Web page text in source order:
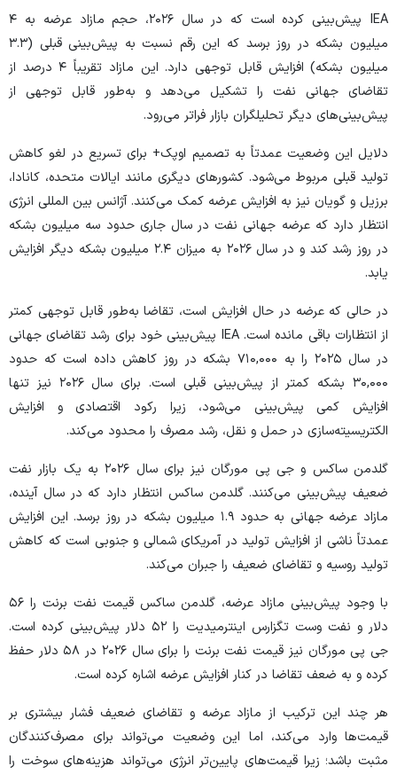
IEA پیش‌بینی کرده است که در سال ۲۰۲۶، حجم مازاد عرضه به ۴
میلیون بشکه در روز برسد که این رقم نسبت به پیش‌بینی قبلی (۳.۳
میلیون بشکه) افزایش قابل توجهی دارد. این مازاد تقریباً ۴ درصد از
تقاضای جهانی نفت را تشکیل می‌دهد و به‌طور قابل توجهی از
پیش‌بینی‌های دیگر تحلیلگران بازار فراتر می‌رود.
دلایل این وضعیت عمدتاً به تصمیم اوپک+ برای تسریع در لغو کاهش
تولید قبلی مربوط می‌شود. کشور‌های دیگری مانند ایالات متحده، کانادا،
برزیل و گویان نیز به افزایش عرضه کمک می‌کنند. آژانس بین المللی انرژی
انتظار دارد که عرضه جهانی نفت در سال جاری حدود سه میلیون بشکه
در روز رشد کند و در سال ۲۰۲۶ به میزان ۲.۴ میلیون بشکه دیگر افزایش
یابد.
در حالی که عرضه در حال افزایش است، تقاضا به‌طور قابل توجهی کمتر
از انتظارات باقی مانده است. IEA پیش‌بینی خود برای رشد تقاضای جهانی
در سال ۲۰۲۵ را به ۷۱۰,۰۰۰ بشکه در روز کاهش داده است که حدود
۳۰,۰۰۰ بشکه کمتر از پیش‌بینی قبلی است. برای سال ۲۰۲۶ نیز تنها
افزایش کمی پیش‌بینی می‌شود، زیرا رکود اقتصادی و افزایش
الکتریسیته‌سازی در حمل و نقل، رشد مصرف را محدود می‌کند.
گلدمن ساکس و جی پی مورگان نیز برای سال ۲۰۲۶ به یک بازار نفت
ضعیف پیش‌بینی می‌کنند. گلدمن ساکس انتظار دارد که در سال آینده،
مازاد عرضه جهانی به حدود ۱.۹ میلیون بشکه در روز برسد. این افزایش
عمدتاً ناشی از افزایش تولید در آمریکای شمالی و جنوبی است که کاهش
تولید روسیه و تقاضای ضعیف را جبران می‌کند.
با وجود پیش‌بینی مازاد عرضه، گلدمن ساکس قیمت نفت برنت را ۵۶
دلار و نفت وست تگزارس اینترمیدیت را ۵۲ دلار پیش‌بینی کرده است.
جی پی مورگان نیز قیمت نفت برنت را برای سال ۲۰۲۶ در ۵۸ دلار حفظ
کرده و به ضعف تقاضا در کنار افزایش عرضه اشاره کرده است.
هر چند این ترکیب از مازاد عرضه و تقاضای ضعیف فشار بیشتری بر
قیمت‌ها وارد می‌کند، اما این وضعیت می‌تواند برای مصرف‌کنندگان
مثبت باشد؛ زیرا قیمت‌های پایین‌تر انرژی می‌تواند هزینه‌های سوخت را